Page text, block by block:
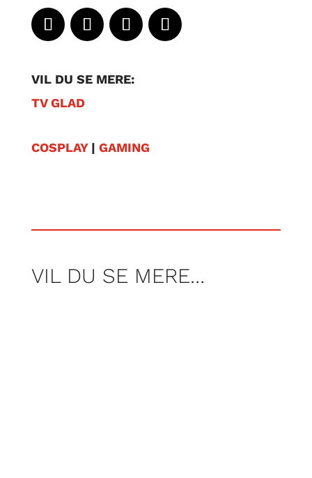
VIL DU SE MERE:
TV GLAD
COSPLAY| GAMING
VIL DU SE MERE…